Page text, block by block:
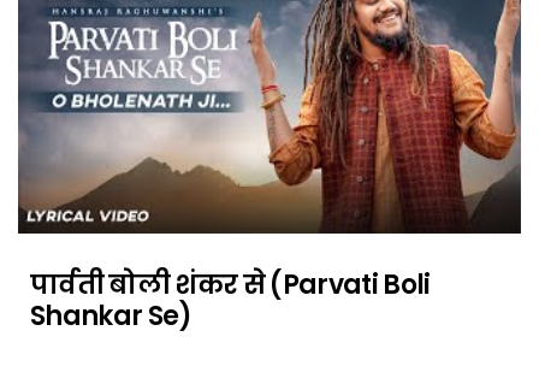
पार्वती बोली शंकर से (Parvati Boli
Shankar Se)